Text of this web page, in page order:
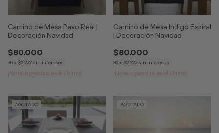
Camino de Mesa Pavo Real |
Decoración Navidad
$80.000
36x $2.222 sin intereses
¡No te lo pierdas, es el último!
Camino de Mesa Indigo Espiral
| Decoración Navidad
$80.000
36x $2.222 sin intereses
¡No te lo pierdas, es el último!
AGOTADO AGOTADO